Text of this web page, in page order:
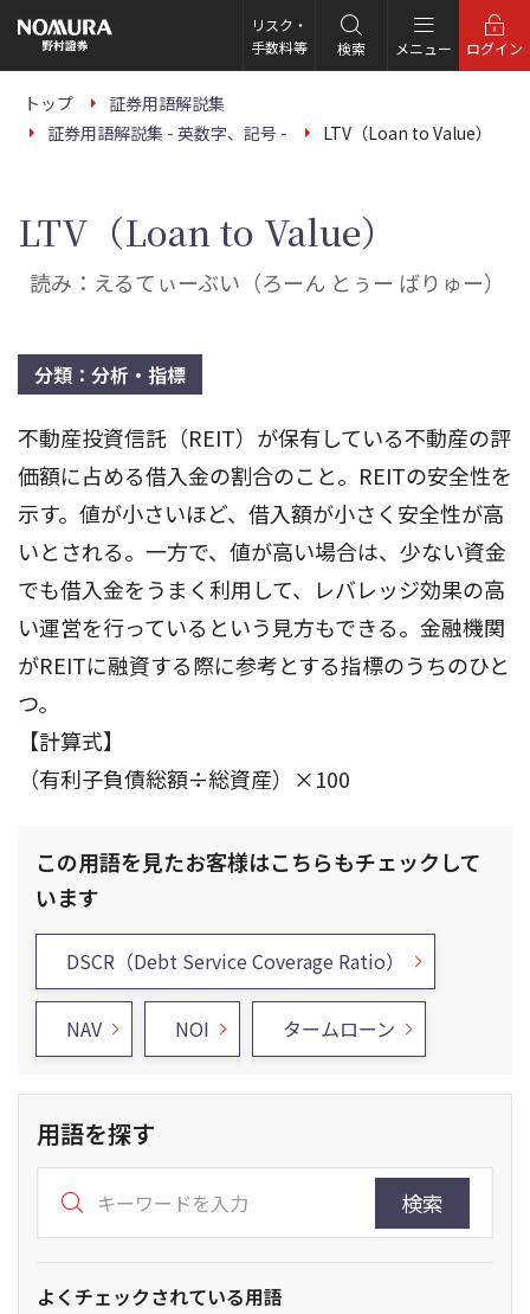
の
ー
リスク・
手数料等
検索 メニュー ログイン
トップ
証券用語解説集
証券用語解説集 - 英数字、記号 -
LTV（Loan to Value）
LTV（Loan to Value）
読み：えるてぃーぶい（ろーん とぅー ばりゅー）
分類：分析・指標
不動産投資信託（REIT）が保有している不動産の評
価額に占める借入金の割合のこと。REITの安全性を
示す。値が小さいほど、借入額が小さく安全性が高
いとされる。一方で、値が高い場合は、少ない資金
でも借入金をうまく利用して、レバレッジ効果の高
い運営を行っているという見方もできる。金融機関
がREITに融資する際に参考とする指標のうちのひと
つ。
【計算式】
（有利子負債総額÷総資産）×100
この用語を見たお客様はこちらもチェックして
います
DSCR（Debt Service Coverage Ratio）
NAV NOI タームローン
用語を探す
検索
よくチェックされている用語